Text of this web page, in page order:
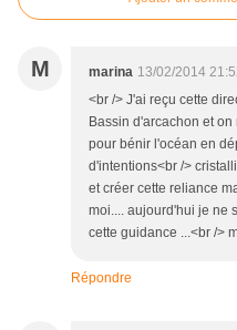
M marina 13/02/2014
<br /> J'ai reçu cette
Bassin d'arcachon et
pour bénir l'océan en
d'intentions<br />
et créer cette reliance
moi.... aujourd'hui je ne
cette guidance ...<br />
Répondre